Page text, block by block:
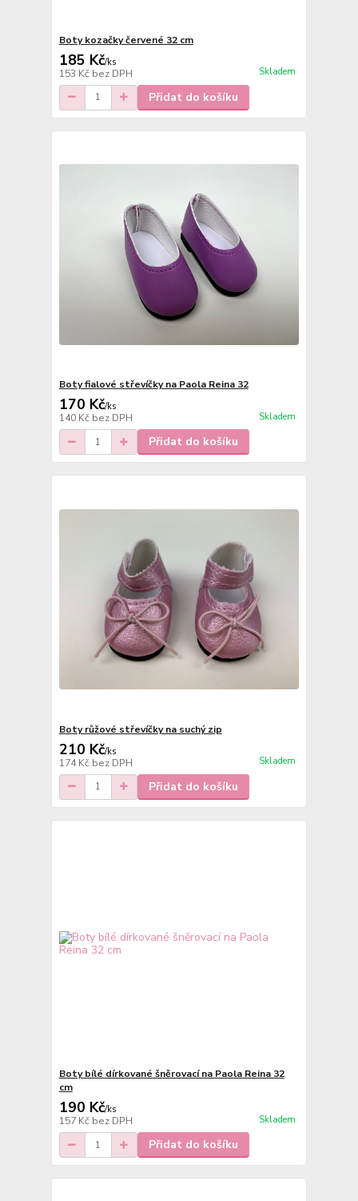
Boty kozačky červené 32 cm
185 Kč/ks
153 Kč bez DPH Skladem
Přidat do košíku
Boty fialové střevíčky na Paola Reina 32
170 Kč/ks
140 Kč bez DPH Skladem
Přidat do košíku
Boty růžové střevíčky na suchý zip
210 Kč/ks
174 Kč bez DPH Skladem
Přidat do košíku
Boty bílé dírkované šněrovací na Paola Reina 32
cm
190 Kč/ks
157 Kč bez DPH Skladem
Přidat do košíku